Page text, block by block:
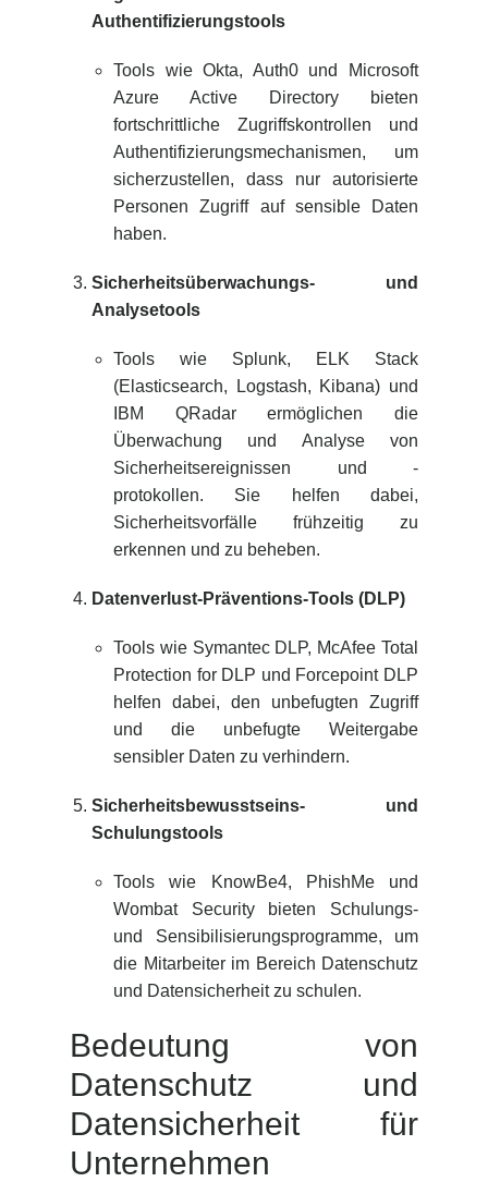
Authentifizierungstools
Tools wie Okta, Auth0 und Microsoft
Azure Active Directory bieten
fortschrittliche Zugriffskontrollen und
Authentifizierungsmechanismen, um
sicherzustellen, dass nur autorisierte
Personen Zugriff auf sensible Daten
haben.
Sicherheitsüberwachungs- und
Analysetools
Tools wie Splunk, ELK Stack
(Elasticsearch, Logstash, Kibana) und
IBM QRadar ermöglichen die
Überwachung und Analyse von
Sicherheitsereignissen und -
protokollen. Sie helfen dabei,
Sicherheitsvorfälle frühzeitig zu
erkennen und zu beheben.
Datenverlust-Präventions-Tools (DLP)
Tools wie Symantec DLP, McAfee Total
Protection for DLP und Forcepoint DLP
helfen dabei, den unbefugten Zugriff
und die unbefugte Weitergabe
sensibler Daten zu verhindern.
Sicherheitsbewusstseins- und
Schulungstools
Tools wie KnowBe4, PhishMe und
Wombat Security bieten Schulungs-
und Sensibilisierungsprogramme, um
die Mitarbeiter im Bereich Datenschutz
und Datensicherheit zu schulen.
Bedeutung von
Datenschutz und
Datensicherheit für
Unternehmen